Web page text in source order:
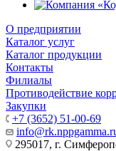
О предприятии
Каталог услуг
Каталог продукции
Контакты
Филиалы
Противодействие
Закупки
+7 (3652) 51-00-69
295017, г.